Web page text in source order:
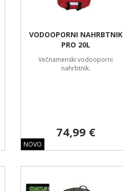
NOVO
VODOOPORNI NAHRBTNIK
PRO 20L
Večnamenski vodooporni
nahrbtnik.
74,99 €